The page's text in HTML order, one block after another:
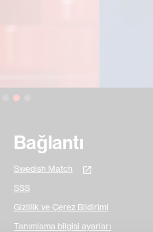
Slide 2 of 3.
Bağlantı
Swedish Match
SSS
Gizlilik ve Çerez Bildirimi
Tanımlama bilgisi ayarları